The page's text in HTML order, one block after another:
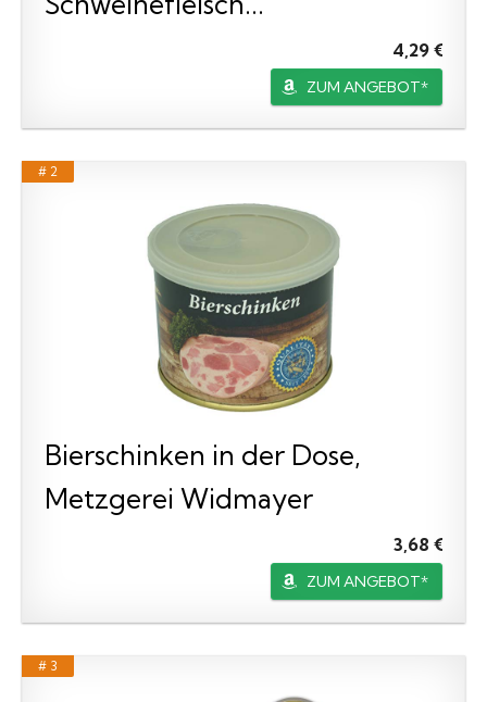
4,29 €
ZUM ANGEBOT*
# 2
Bierschinken in der Dose,
Metzgerei Widmayer
3,68 €
ZUM ANGEBOT*
# 3